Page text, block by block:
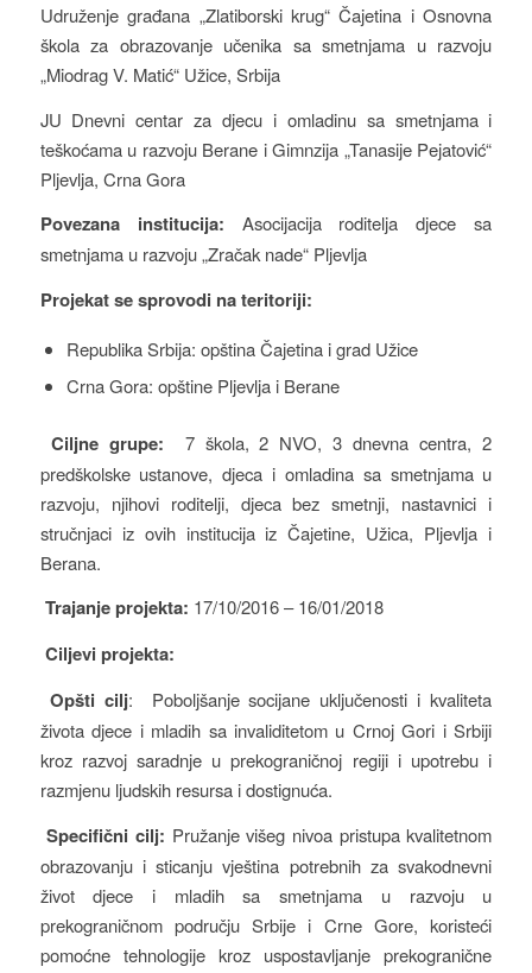
Udruženje građana „Zlatiborski krug“ Čajetina i Osnovna
škola za obrazovanje učenika sa smetnjama u razvoju
„Miodrag V. Matić“ Užice, Srbija
JU Dnevni centar za djecu i omladinu sa smetnjama i
teškoćama u razvoju Berane i Gimnzija „Tanasije Pejatović“
Pljevlja, Crna Gora
Povezana institucija: Asocijacija roditelja djece sa
smetnjama u razvoju „Zračak nade“ Pljevlja
Projekat se sprovodi na teritoriji:
Republika Srbija: opština Čajetina i grad Užice
Crna Gora: opštine Pljevlja i Berane
Ciljne grupe: 7 škola, 2 NVO, 3 dnevna centra, 2
predškolske ustanove, djeca i omladina sa smetnjama u
razvoju, njihovi roditelji, djeca bez smetnji, nastavnici i
stručnjaci iz ovih institucija iz Čajetine, Užica, Pljevlja i
Berana.
Trajanje projekta: 17/10/2016 – 16/01/2018
Ciljevi projekta:
Opšti cilj: Poboljšanje socijane uključenosti i kvaliteta
života djece i mladih sa invaliditetom u Crnoj Gori i Srbiji
kroz razvoj saradnje u prekograničnoj regiji i upotrebu i
razmjenu ljudskih resursa i dostignuća.
Specifični cilj: Pružanje višeg nivoa pristupa kvalitetnom
obrazovanju i sticanju vještina potrebnih za svakodnevni
život djece i mladih sa smetnjama u razvoju u
prekograničnom području Srbije i Crne Gore, koristeći
pomoćne tehnologije kroz uspostavljanje prekogranične